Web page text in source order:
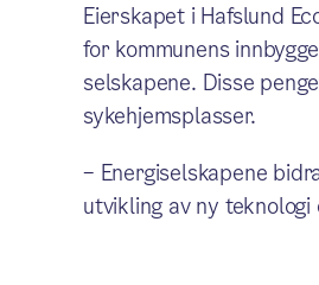
Eierskapet i Hafslund
for kommunens
selskapene. Disse
sykehjemsplasser.
– Energiselskapene
utvikling av ny teknologi